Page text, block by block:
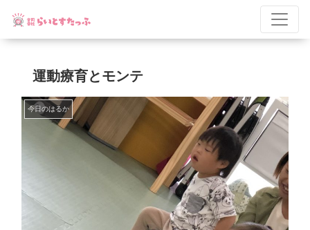
運動療育とモンテ
今日のはるか